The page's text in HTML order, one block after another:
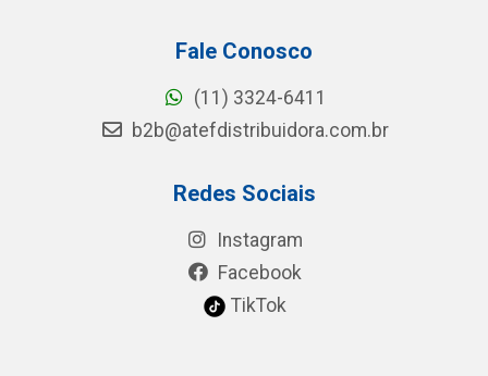
Fale Conosco
(11) 3324-6411
b2b@atefdistribuidora.com.br
Redes Sociais
Instagram
Facebook
TikTok